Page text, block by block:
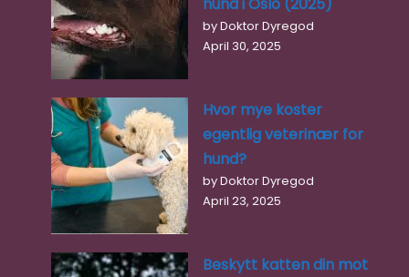
hund i Oslo (2025)
by Doktor Dyregod
April 30, 2025
Hvor mye koster
egentlig veterinær for
hund?
by Doktor Dyregod
April 23, 2025
Beskytt katten din mot